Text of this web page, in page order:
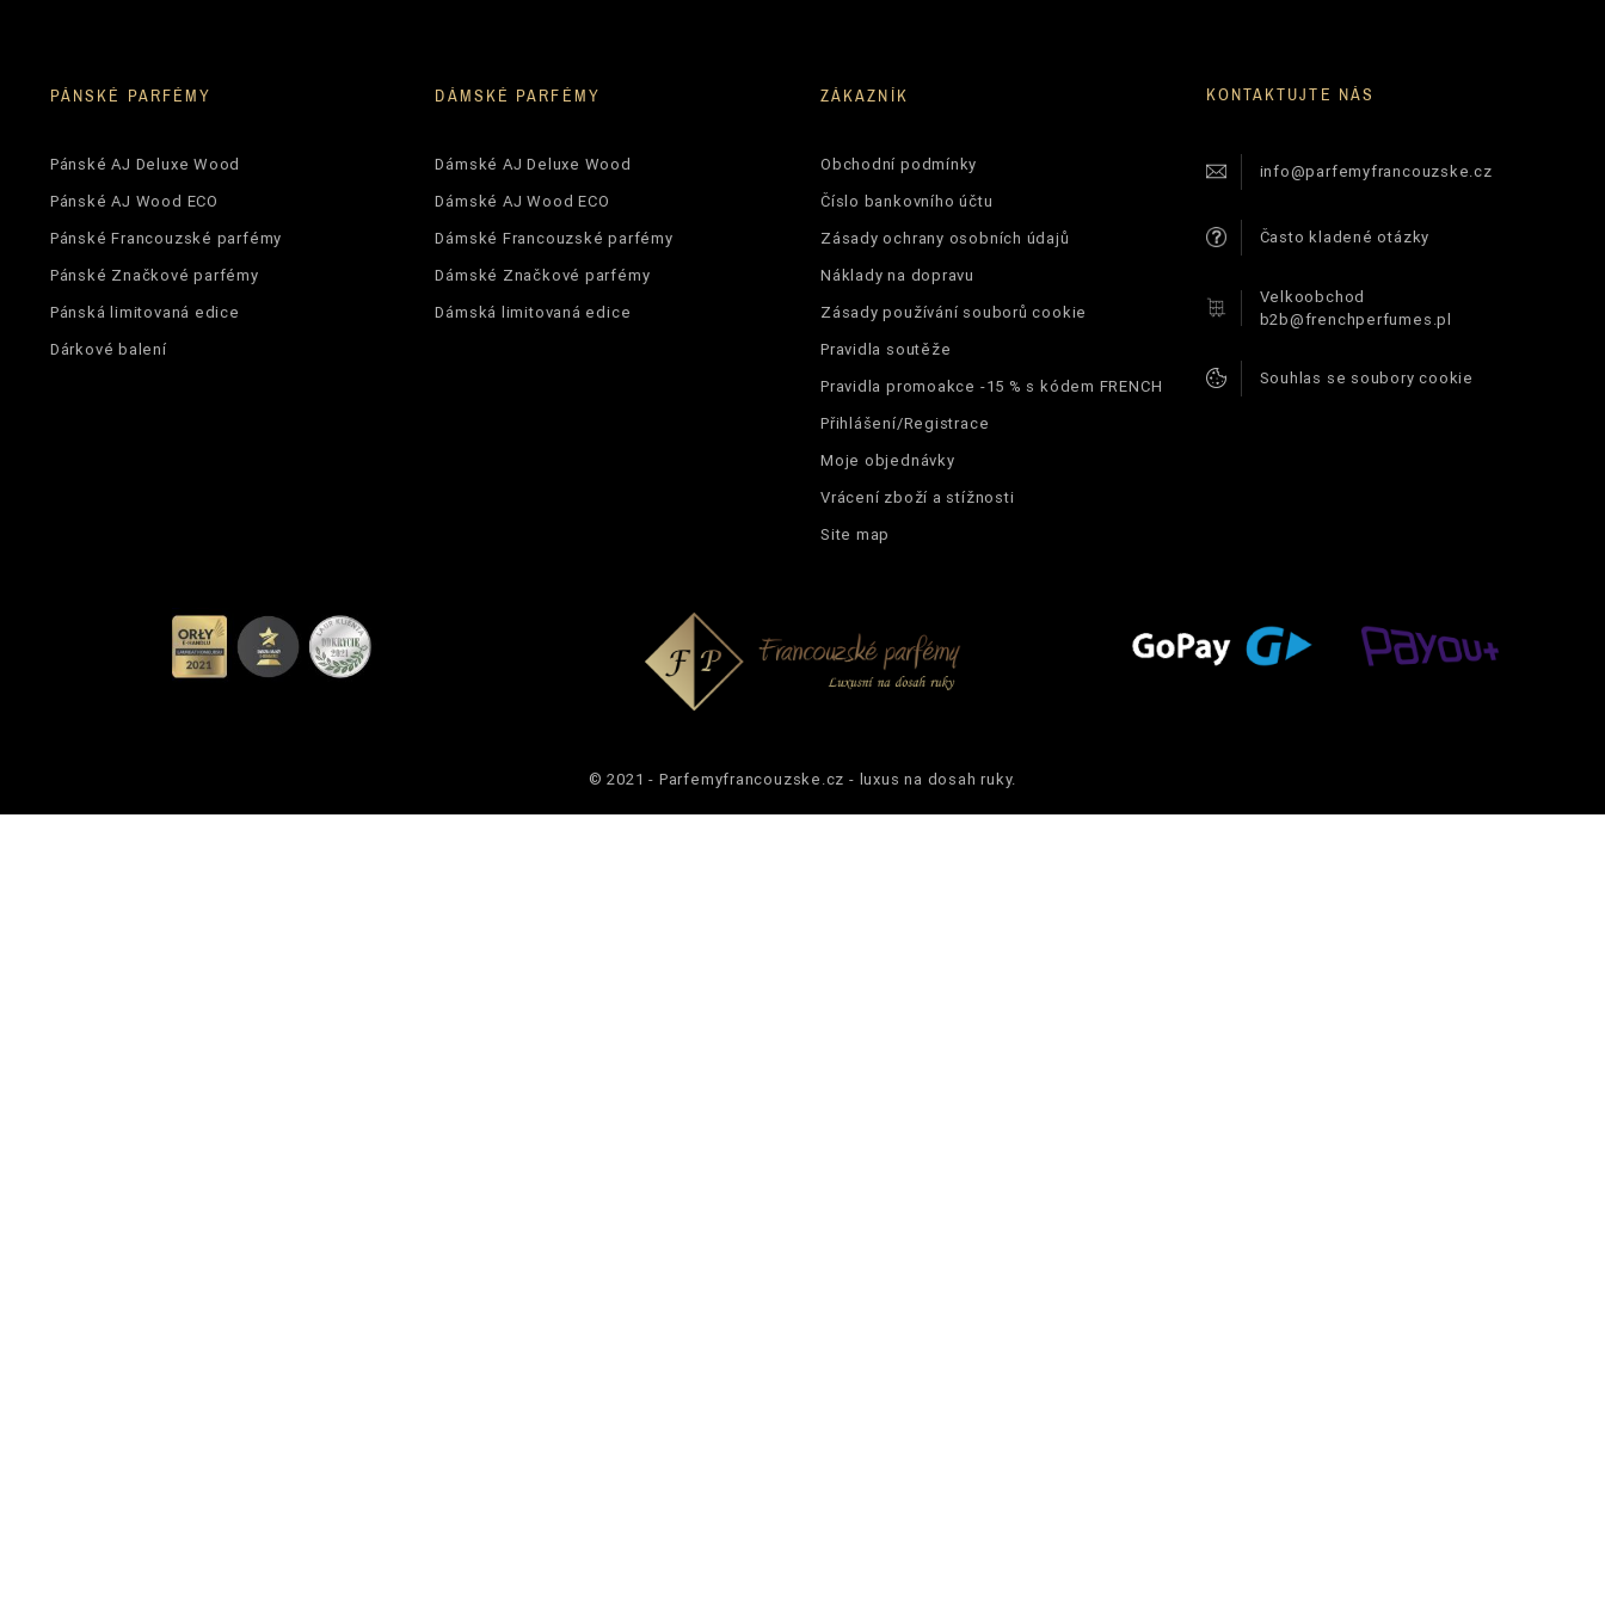
Nuty Bazy drzewo sandałowe
damskie
Zaperfumowanie 22%
5906826205641
PÁNSKÉ PARFÉMY
Pánské AJ Deluxe Wood
Pánské AJ Wood ECO
Pánské Francouzské parfémy
Pánské Značkové parfémy
Pánská limitovaná edice
Dárkové balení
DÁMSKÉ PARFÉMY
Dámské AJ Deluxe Wood
Dámské AJ Wood ECO
Dámské Francouzské parfémy
Dámské Značkové parfémy
Dámská limitovaná edice
ZÁKAZNÍK
Obchodní podmínky
Číslo bankovního účtu
Zásady ochrany osobních údajů
Náklady na dopravu
Zásady používání souborů cookie
Pravidla soutěže
Pravidla promoakce -15 % s kódem FRENCH
Přihlášení/Registrace
Moje objednávky
Vrácení zboží a stížnosti
Site map
KONTAKTUJTE NÁS
info@parfemyfrancouzske.cz
Často kladené otázky
Velkoobchod
b2b@frenchperfumes.pl
Souhlas se soubory cookie
© 2021 - Parfemyfrancouzske.cz - luxus na dosah ruky.